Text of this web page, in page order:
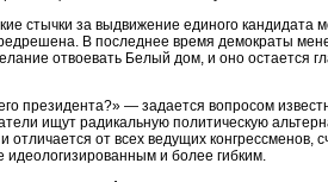
стычки за выдвижение единого кандидата
В последнее время демократы
отвоевать Белый дом, и оно остается
президента?» — задается вопросом
ищут радикальную политическую
отличается от всех ведущих
идеологизированным и более гибким.